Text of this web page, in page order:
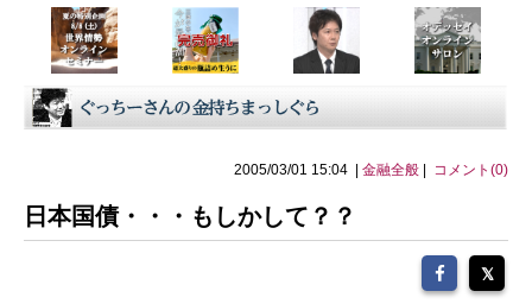
2005/03/01 15:04 | 金融全般 コメント(0)
日本国債・・・もしかして？？